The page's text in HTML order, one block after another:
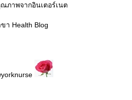
ภาพจากอินเตอร์เนต
า Health Blog